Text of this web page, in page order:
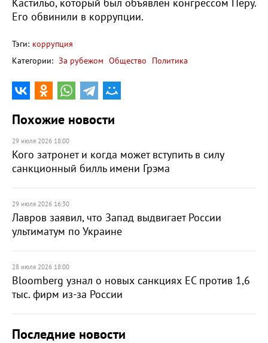
Кастильо, который был объявлен конгрессом Перу.
Его обвинили в коррупции.
Тэги: коррупция
Категории: За рубежом Общество Политика
Похожие новости
29 июля 2026 18:00
Кого затронет и когда может вступить в силу
санкционный билль имени Грэма
29 июля 2026 16:30
Лавров заявил, что Запад выдвигает России
ультиматум по Украине
28 июля 2026 18:00
Bloomberg узнал о новых санкциях ЕС против 1,6
тыс. фирм из-за России
Последние новости